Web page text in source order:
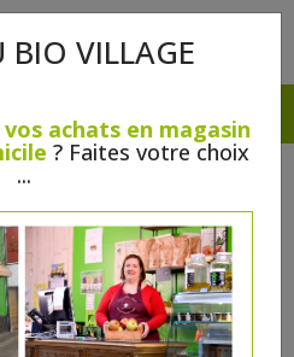
BIO VILLAGE
achats en magasin
? Faites votre choix
...